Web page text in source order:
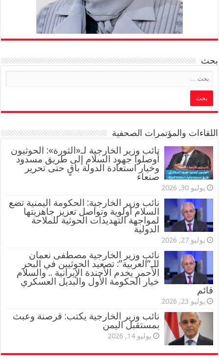
بحث
اللقاءات والمؤتمرات الصحفية
‏نائب وزير الخارجية لـ«الثورة»: الحوثيون
أوصلوا جهود السلام إلى طريق مسدود
وخيار استعادة الدولة باقٍ حتى تحرير
صنعاء
يوليو 30, 2026
نائب وزير الخارجية: الحكومة اليمنية تضع
السلام أولوية وتواصل تعزيز جاهزيتها
لمواجهة التهديدات الحوثية للملاحة
الدولية
يوليو 27, 2026
نائب وزير الخارجية مصطفى نعمان
للـ”العربية”: تصعيد الحوثيين في البحر
الأحمر يخدم الأجندة الإيرانية .. والسلام
خيار الحكومة الأول والبديل العسكري
قائم
يوليو 23, 2026
نائب وزير الخارجية يكتب: قرصنة وعبث
بمستقبل اليمن
يوليو 14, 2026